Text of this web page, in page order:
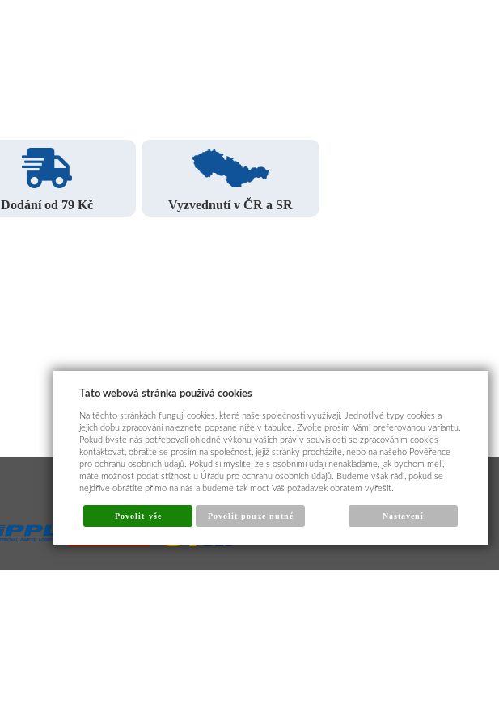
Dodání od 79 Kč Vyzvednutí v ČR a SR
Tato webová stránka používá cookies
Na těchto stránkách fungují cookies, které naše společnosti využívají. Jednotlivé typy cookies a
jejich dobu zpracování naleznete popsané níže v tabulce. Zvolte prosím Vámi preferovanou variantu.
Pokud byste nás potřebovali ohledně výkonu vašich práv v souvislosti se zpracováním cookies
kontaktovat, obraťte se prosím na společnost, jejíž stránky procházíte, nebo na našeho Pověřence
pro ochranu osobních údajů. Pokud si myslíte, že s osobními údaji nenakládáme, jak bychom měli,
máte možnost podat stížnost u Úřadu pro ochranu osobních údajů. Budeme však rádi, pokud se
nejdříve obrátíte přímo na nás a budeme tak moct Váš požadavek obratem vyřešit.
Povolit vše Povolit pouze nutné Nastavení